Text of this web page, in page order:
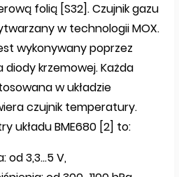
folią [S32]. Czujnik gazu
w technologii MOX.
wykonywany poprzez
krzemowej. Każda
w układzie
czujnik temperatury.
układu BME680 [2] to:
od 3,3...5 V,